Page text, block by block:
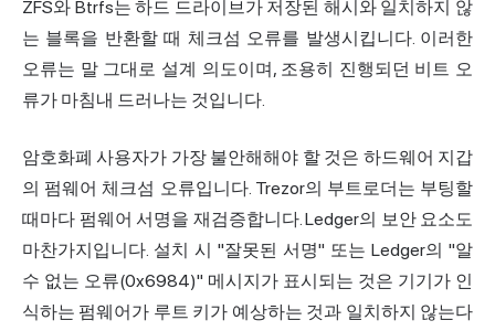
ZFS와 Btrfs는 하드 드라이브가 저장된 해시와 일치하지 않
는 블록을 반환할 때 체크섬 오류를 발생시킵니다. 이러한
오류는 말 그대로 설계 의도이며, 조용히 진행되던 비트 오
류가 마침내 드러나는 것입니다.
암호화폐 사용자가 가장 불안해해야 할 것은 하드웨어 지갑
의 펌웨어 체크섬 오류입니다. Trezor의 부트로더는 부팅할
때마다 펌웨어 서명을 재검증합니다. Ledger의 보안 요소도
마찬가지입니다. 설치 시 "잘못된 서명" 또는 Ledger의 "알
수 없는 오류(0x6984)" 메시지가 표시되는 것은 기기가 인
식하는 펌웨어가 루트 키가 예상하는 것과 일치하지 않는다